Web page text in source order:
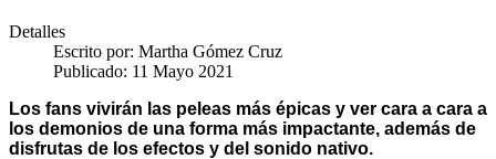
Detalles
Escrito por: Martha Gómez Cruz
Publicado: 11 Mayo 2021
Los fans vivirán las peleas más épicas y ver cara a cara a
los demonios de una forma más impactante, además de
disfrutas de los efectos y del sonido nativo.